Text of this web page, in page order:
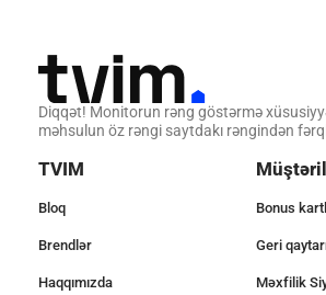
Diqqət! Monitorun rəng göstərmə
məhsulun öz rəngi saytdakı rəngindən
TVIM
Bloq
Brendlər
Haqqımızda
Bonus
Geri
Məxfilik